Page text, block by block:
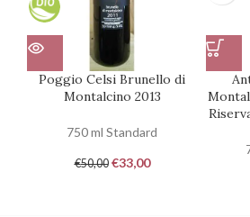
Poggio Celsi Brunello di
Montalcino 2013
750 ml Standard
€50,00 €33,00